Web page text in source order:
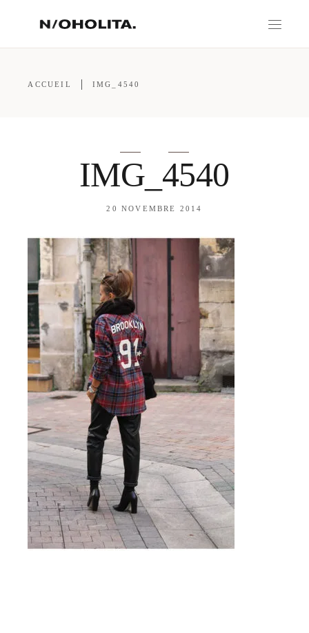
ACCUEIL IMG_4540
IMG_4540
20 NOVEMBRE 2014